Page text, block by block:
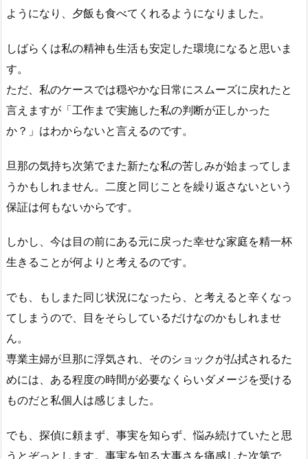
ようになり、夕飯も食べてくれるようになりました。
しばらくは私の精神も生活も安定した環境になると思いま
す。
ただ、私のケースでは穏やかな日常にスムーズに戻れたと
言えますが「工作まで実施した私の判断が正しかった
か？」はわからないと言えるのです。
旦那の気持ち次第でまた新たな私の苦しみが始まってしま
うかもしれません。二度と同じことを繰り返さないという
保証は何もないからです。
しかし、今は目の前にある元に戻った幸せな家庭を精一杯
生きることが何よりと考えるのです。
でも、もしまた同じ状況になったら、と考えると辛くなっ
てしまうので、目をそらしているだけなのかもしれませ
ん。
専業主婦が旦那に浮気され、そのショックが払拭されるた
めには、ある程度の時間が必要なくらいダメージを受ける
ものだと私個人は感じました。
でも、探偵に頼まず、事実を知らず、悩み続けていたと思
うとぞっとします。事実を知る大事さを痛感した次第で